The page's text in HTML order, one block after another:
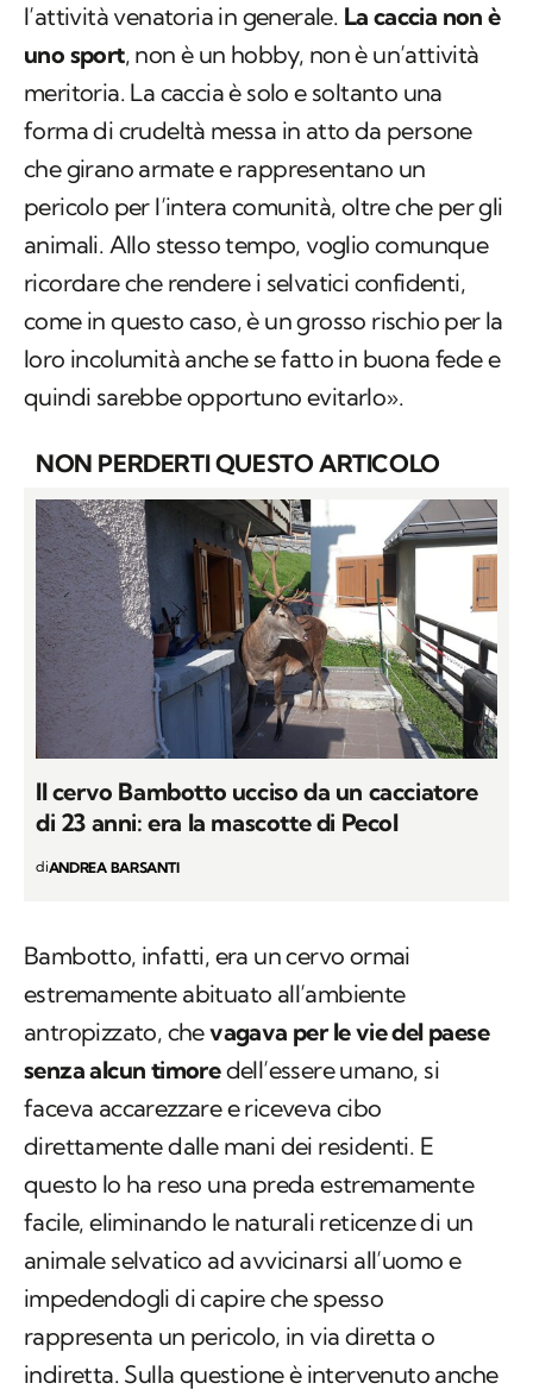
l’attività venatoria in generale. La caccia non è
uno sport, non è un hobby, non è un’attività
meritoria. La caccia è solo e soltanto una
forma di crudeltà messa in atto da persone
che girano armate e rappresentano un
pericolo per l’intera comunità, oltre che per gli
animali. Allo stesso tempo, voglio comunque
ricordare che rendere i selvatici confidenti,
come in questo caso, è un grosso rischio per la
loro incolumità anche se fatto in buona fede e
quindi sarebbe opportuno evitarlo».
NON PERDERTI QUESTO ARTICOLO
Il cervo Bambotto ucciso da un cacciatore
di 23 anni: era la mascotte di Pecol
diANDREA BARSANTI
Bambotto, infatti, era un cervo ormai
estremamente abituato all’ambiente
antropizzato, chevagava per le vie del paese
senza alcun timoredell’essere umano, si
faceva accarezzare e riceveva cibo
direttamente dalle mani dei residenti. E
questo lo ha reso una preda estremamente
facile, eliminando le naturali reticenze di un
animale selvatico ad avvicinarsi all’uomo e
impedendogli di capire che spesso
rappresenta un pericolo, in via diretta o
indiretta. Sulla questione è intervenuto anche